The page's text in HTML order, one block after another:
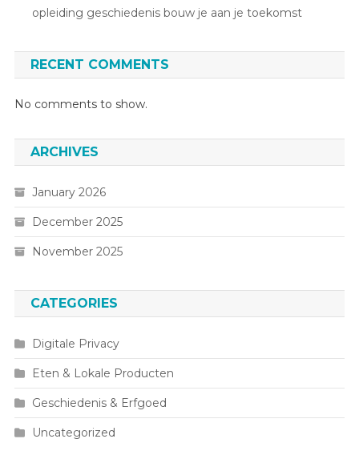
opleiding geschiedenis bouw je aan je toekomst
RECENT COMMENTS
No comments to show.
ARCHIVES
January 2026
December 2025
November 2025
CATEGORIES
Digitale Privacy
Eten & Lokale Producten
Geschiedenis & Erfgoed
Uncategorized